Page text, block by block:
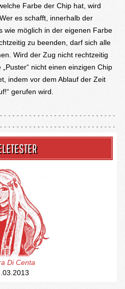
Farbe der Chip hat, wird
es schafft, innerhalb der
wie möglich in der eigenen Farbe
zu beenden, darf sich alle
Wird der Zug nicht rechtzeitig
nicht einen einzigen Chip
indem vor dem Ablauf der Zeit
gerufen wird.
Di Centa